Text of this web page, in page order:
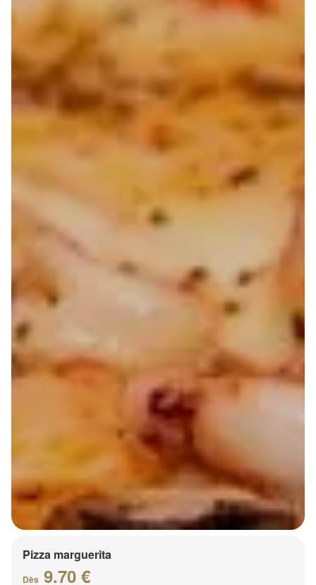
Pizza marguerita
Dès 9.70 €